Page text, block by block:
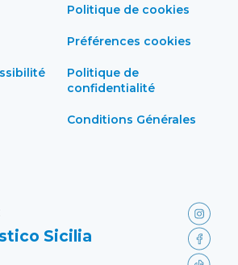
Politique de cookies
Préférences cookies
Politique de
confidentialité
Conditions Générales
Sicilia